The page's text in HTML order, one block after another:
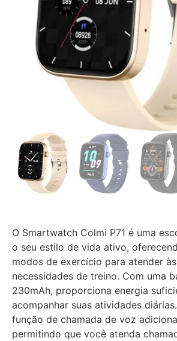
O Smartwatch Colmi P71 é uma
o seu estilo de vida ativo,
modos de exercício para atender
necessidades de treino. Com uma
230mAh, proporciona energia
acompanhar suas atividades
função de chamada de voz
permitindo que você atenda